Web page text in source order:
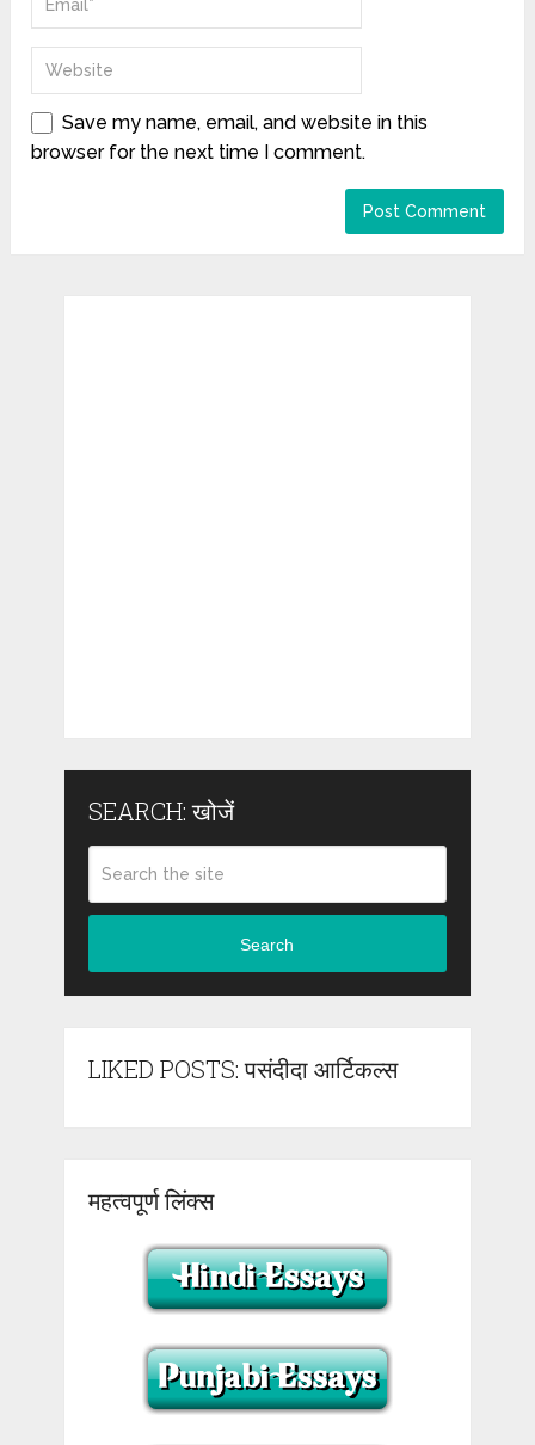
Save my name, email, and website in this
browser for the next time I comment.
SEARCH: खोजें
Search
LIKED POSTS: पसंदीदा आर्टिकल्स
महत्वपूर्ण लिंक्स